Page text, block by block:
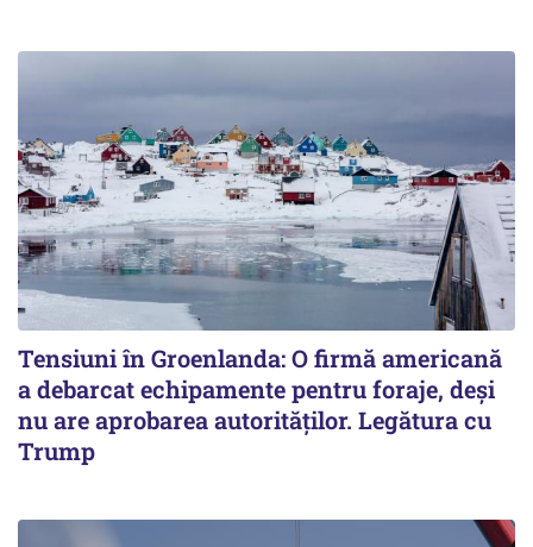
Tensiuni în Groenlanda: O firmă americană
a debarcat echipamente pentru foraje, deși
nu are aprobarea autorităților. Legătura cu
Trump